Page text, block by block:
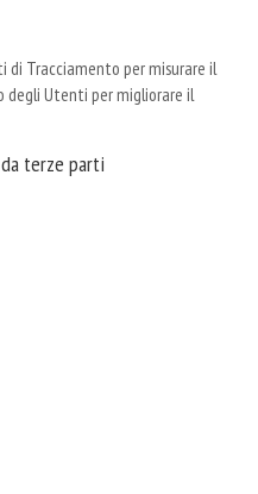
Tracciamento per misurare il
Utenti per migliorare il
terze parti